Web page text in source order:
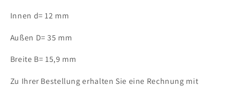
Innen d= 12 mm
Außen D= 35 mm
Breite B= 15,9 mm
Zu Ihrer Bestellung erhalten Sie eine Rechnung mit